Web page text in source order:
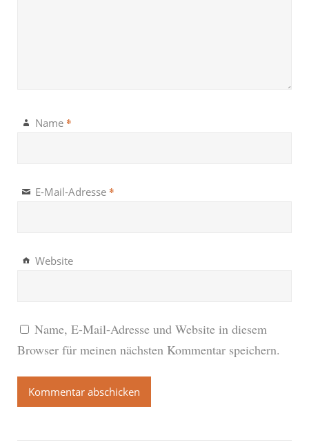
Name *
E-Mail-Adresse *
Website
Name, E-Mail-Adresse und Website in diesem
Browser für meinen nächsten Kommentar speichern.